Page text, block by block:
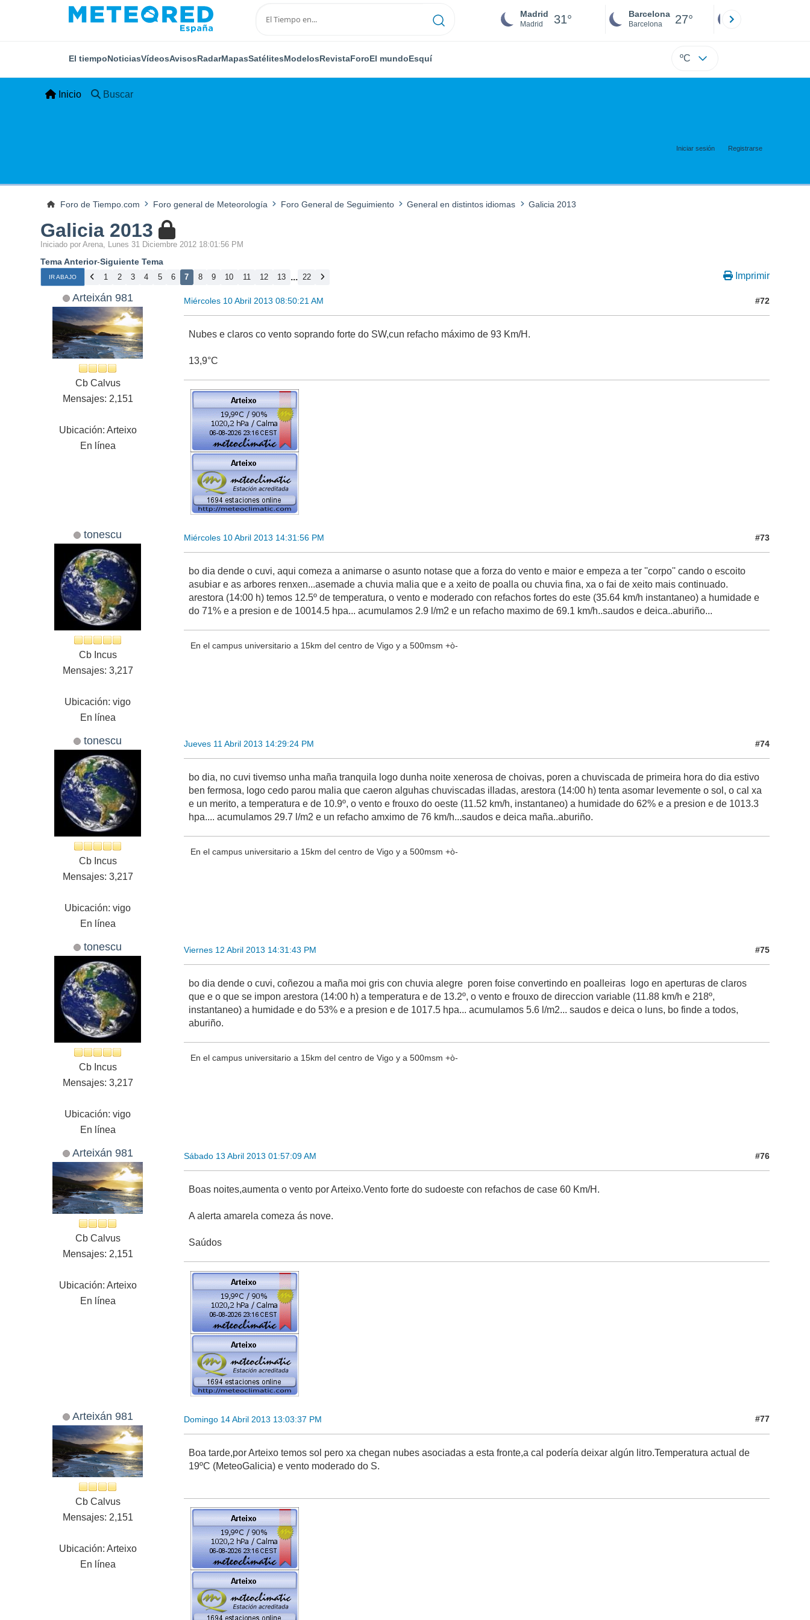
Madrid
Madrid 31° Barcelona
Barcelona 27°
El tiempoNoticiasVídeosAvisosRadarMapasSatélitesModelosRevistaForoEl mundoEsquí ºC
Inicio Buscar
Iniciar sesión Registrarse
Foro de Tiempo.com Foro general de Meteorología Foro General de Seguimiento General en distintos idiomas Galicia 2013
Galicia 2013
Iniciado por Arena, Lunes 31 Diciembre 2012 18:01:56 PM
Tema Anterior-Siguiente Tema
IR ABAJO 1 2 3 4 5 6 7 8 9 10 11 12 13 ... 22 Imprimir
Arteixán 981
Cb Calvus
Mensajes: 2,151
Ubicación: Arteixo
En línea
Miércoles 10 Abril 2013 08:50:21 AM #72
Nubes e claros co vento soprando forte do SW,cun refacho máximo de 93 Km/H.
13,9°C
tonescu
Cb Incus
Mensajes: 3,217
Ubicación: vigo
En línea
Miércoles 10 Abril 2013 14:31:56 PM #73
bo dia dende o cuvi, aqui comeza a animarse o asunto notase que a forza do vento e maior e empeza a ter ''corpo'' cando o escoito
asubiar e as arbores renxen...asemade a chuvia malia que e a xeito de poalla ou chuvia fina, xa o fai de xeito mais continuado.
arestora (14:00 h) temos 12.5º de temperatura, o vento e moderado con refachos fortes do este (35.64 km/h instantaneo) a humidade e
do 71% e a presion e de 10014.5 hpa... acumulamos 2.9 l/m2 e un refacho maximo de 69.1 km/h..saudos e deica..aburiño...
En el campus universitario a 15km del centro de Vigo y a 500msm +ò-
tonescu
Cb Incus
Mensajes: 3,217
Ubicación: vigo
En línea
Jueves 11 Abril 2013 14:29:24 PM #74
bo dia, no cuvi tivemso unha maña tranquila logo dunha noite xenerosa de choivas, poren a chuviscada de primeira hora do dia estivo
ben fermosa, logo cedo parou malia que caeron alguhas chuviscadas illadas, arestora (14:00 h) tenta asomar levemente o sol, o cal xa
e un merito, a temperatura e de 10.9º, o vento e frouxo do oeste (11.52 km/h, instantaneo) a humidade do 62% e a presion e de 1013.3
hpa.... acumulamos 29.7 l/m2 e un refacho amximo de 76 km/h...saudos e deica maña..aburiño.
En el campus universitario a 15km del centro de Vigo y a 500msm +ò-
tonescu
Cb Incus
Mensajes: 3,217
Ubicación: vigo
En línea
Viernes 12 Abril 2013 14:31:43 PM #75
bo dia dende o cuvi, coñezou a maña moi gris con chuvia alegre poren foise convertindo en poalleiras logo en aperturas de claros
que e o que se impon arestora (14:00 h) a temperatura e de 13.2º, o vento e frouxo de direccion variable (11.88 km/h e 218º,
instantaneo) a humidade e do 53% e a presion e de 1017.5 hpa... acumulamos 5.6 l/m2... saudos e deica o luns, bo finde a todos,
aburiño.
En el campus universitario a 15km del centro de Vigo y a 500msm +ò-
Arteixán 981
Cb Calvus
Mensajes: 2,151
Ubicación: Arteixo
En línea
Sábado 13 Abril 2013 01:57:09 AM #76
Boas noites,aumenta o vento por Arteixo.Vento forte do sudoeste con refachos de case 60 Km/H.
A alerta amarela comeza ás nove.
Saúdos
Arteixán 981
Cb Calvus
Mensajes: 2,151
Ubicación: Arteixo
En línea
Domingo 14 Abril 2013 13:03:37 PM #77
Boa tarde,por Arteixo temos sol pero xa chegan nubes asociadas a esta fronte,a cal podería deixar algún litro.Temperatura actual de
19ºC (MeteoGalicia) e vento moderado do S.